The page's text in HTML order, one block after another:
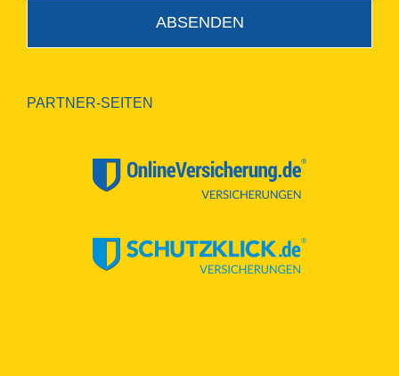
PARTNER-SEITEN